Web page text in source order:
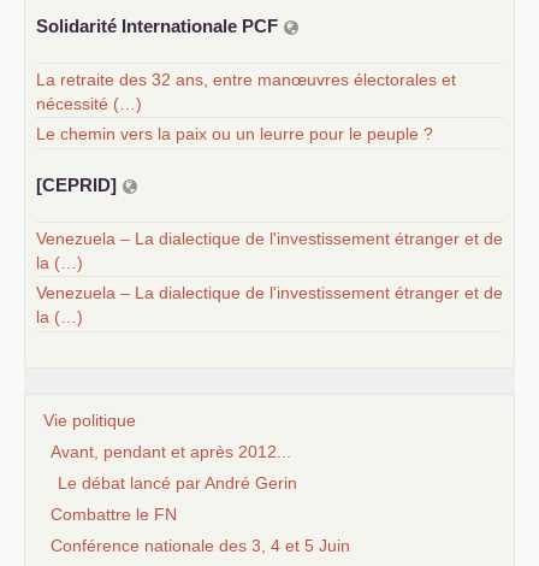
Solidarité Internationale PCF
La retraite des 32 ans, entre manœuvres électorales et
nécessité (…)
Le chemin vers la paix ou un leurre pour le peuple ?
[CEPRID]
Venezuela – La dialectique de l'investissement étranger et de
la (…)
Venezuela – La dialectique de l'investissement étranger et de
la (…)
Vie politique
Avant, pendant et après 2012...
Le débat lancé par André Gerin
Combattre le FN
Conférence nationale des 3, 4 et 5 Juin